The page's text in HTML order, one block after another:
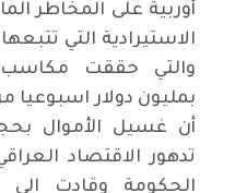
أوربية على المخاطر
الاستيرادية التي
والتي حققت مكاسب
بمليون دولار اسبوعيا
أن غسيل الأموال
تدهور الاقتصاد
الحكومة وقادت الى